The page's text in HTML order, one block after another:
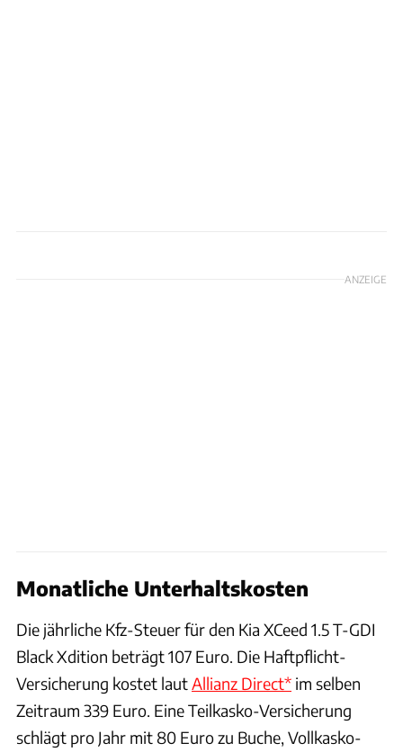
ANZEIGE
Monatliche Unterhaltskosten
Die jährliche Kfz-Steuer für den Kia XCeed 1.5 T-GDI
Black Xdition beträgt 107 Euro. Die Haftpflicht-
Versicherung kostet lautAllianz Direct* im selben
Zeitraum 339 Euro. Eine Teilkasko-Versicherung
schlägt pro Jahr mit 80 Euro zu Buche, Vollkasko-